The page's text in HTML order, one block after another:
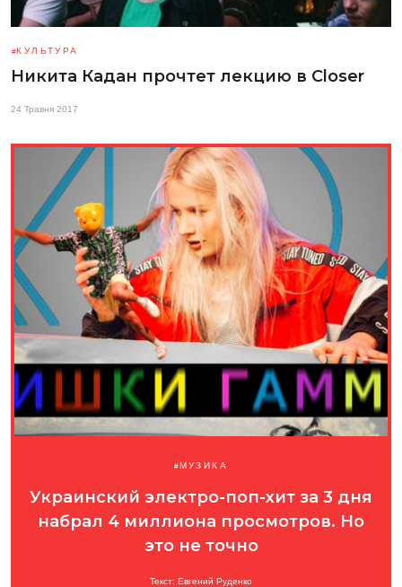
КУЛЬТУРА
Никита Кадан прочтет лекцию в Closer
24 Травня 2017
МУЗИКА
Украинский электро-поп-хит за 3 дня
набрал 4 миллиона просмотров. Но
это не точно
Текст: Евгений Руденко